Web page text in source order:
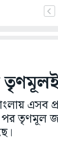
এসব
তৃণমূল